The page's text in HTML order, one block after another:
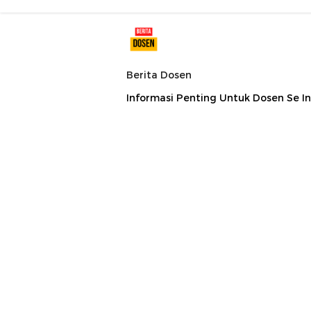
Berita Dosen
Informasi Penting Untuk Dosen Se